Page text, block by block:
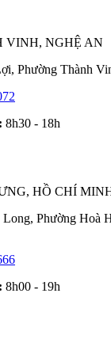
VINH, NGHỆ AN
Phường Thành
8h30 - 18h
HỒ CHÍ
Phường Hoà
8h00 - 19h